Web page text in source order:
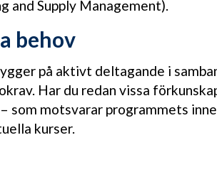
and Supply Management).
behov
på aktivt deltagande i
Har du redan vissa
motsvarar programmets
kurser.